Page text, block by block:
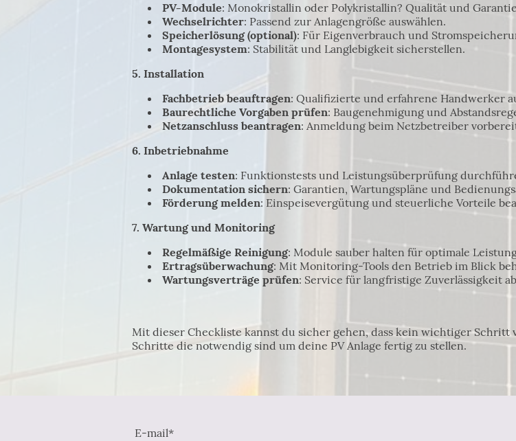
PV-Module: Monokristallin oder Polykristallin? Qualität und
Wechselrichter: Passend zur Anlagengröße auswählen.
Speicherlösung (optional): Für Eigenverbrauch und
Montagesystem: Stabilität und Langlebigkeit sicherstellen.
5. Installation
Fachbetrieb beauftragen: Qualifizierte und erfahrene Handwerker
Baurechtliche Vorgaben prüfen: Baugenehmigung und
Netzanschluss beantragen: Anmeldung beim Netzbetreiber
6. Inbetriebnahme
Anlage testen: Funktionstests und Leistungsüberprüfung
Dokumentation sichern: Garantien, Wartungspläne und
Förderung melden: Einspeisevergütung und steuerliche Vorteile
7. Wartung und Monitoring
Regelmäßige Reinigung: Module sauber halten für optimale
Ertragsüberwachung: Mit Monitoring-Tools den Betrieb im Blick
Wartungsverträge prüfen: Service für langfristige Zuverlässigkeit
Mit dieser Checkliste kannst du sicher gehen, dass kein wichtiger
Schritte die notwendig sind um deine PV Anlage fertig zu stellen.
E-mail*